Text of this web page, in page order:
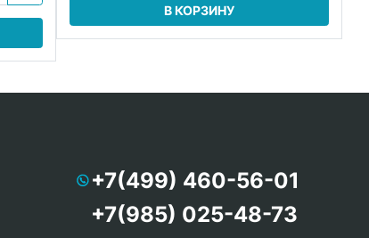
В КОРЗИНУ
+7(499) 460-56-01
+7(985) 025-48-73